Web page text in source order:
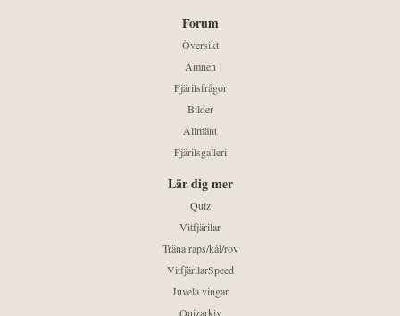
Forum
Översikt
Ämnen
Fjärilsfrågor
Bilder
Allmänt
Fjärilsgalleri
Lär dig mer
Quiz
Vitfjärilar
Träna raps/kål/rov
VitfjärilarSpeed
Juvela vingar
Quizarkiv